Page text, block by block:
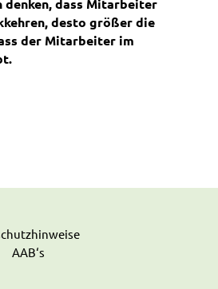
denken, dass Mitarbeiter
desto größer die
der Mitarbeiter im
AAB‘s